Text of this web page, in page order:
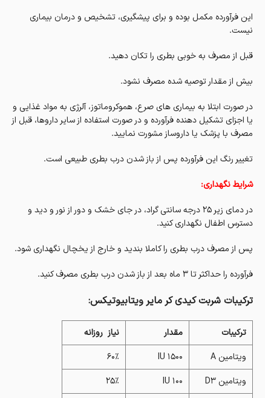
این فرآورده مکمل بوده و برای پیشگیری، تشخیص و درمان بیماری
نیست.
قبل از مصرف به خوبی بطری را تکان دهید.
بیش از مقدار توصیه شده مصرف نشود.
در صورت ابتلا به بیماری های صرع، هموکروماتوز، آلرژی به مواد غذایی و
یا اجزای تشکیل دهنده فرآورده و در صورت استفاده از سایر داروها، قبل از
مصرف با پزشک یا داروساز مشورت نمایید.
تغییر رنگ این فرآورده پس از باز شدن درب بطری طبیعی است.
شرایط نگهداری:
در دمای زیر 25 درجه سانتی گراد، در جای خشک و دور از نور و دید و
دسترس اطفال نگهداری کنید.
پس از مصرف درب بطری را کاملا بندید و خارج از یخچال نگهداری شود.
فرآورده را حداکثر تا 3 ماه بعد از باز شدن درب بطری مصرف کنید.
ترکیبات شربت کیدی کر مایر ویتابیوتیکس:
ترکیبات مقدار
نیاز روزانه
ویتامین A
1500 IU
60%
ویتامین D۳
100 IU
25%